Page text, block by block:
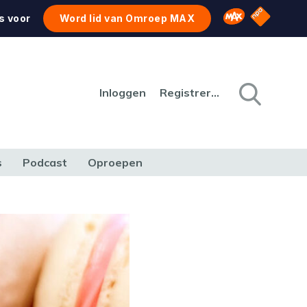
voor Word lid van Omroep MAX Omroep MAX
NPO
Inloggen Registreren
Podcast Oproepen